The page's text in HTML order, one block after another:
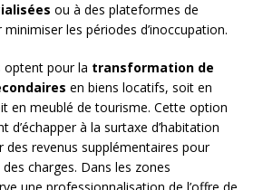
ou à des plateformes de
les périodes d’inoccupation.
optent pour la transformation de
en biens locatifs, soit en
en meublé de tourisme. Cette option
d’échapper à la surtaxe d’habitation
des revenus supplémentaires pour
charges. Dans les zones